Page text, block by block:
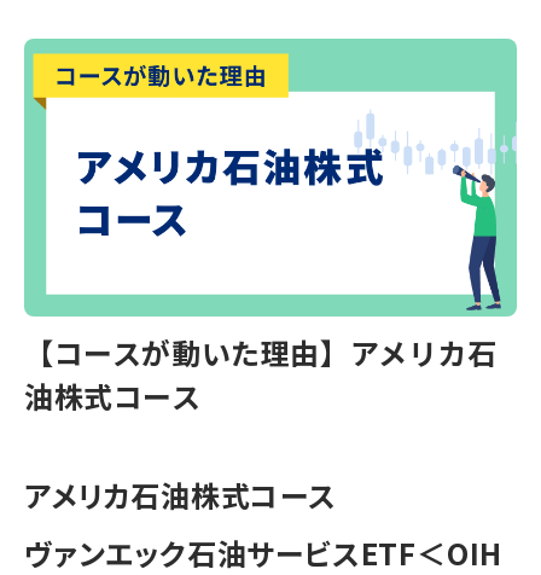
【コースが動いた理由】アメリカ石
油株式コース
アメリカ石油株式コース
ヴァンエック石油サービスETF＜OIH